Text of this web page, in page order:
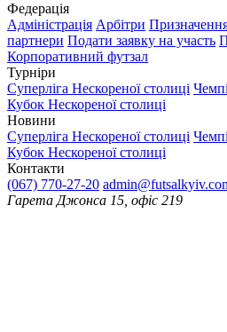
Федерація
Адміністрація Арбітри
партнери Подати заявку на участь
Корпоративний футзал
Турніри
Суперліга Нескореної столиці
Кубок Нескореної столиці
Новини
Суперліга Нескореної столиці
Кубок Нескореної столиці
Контакти
(067) 770-27-20
Гарета Джонса 15, офіс 219